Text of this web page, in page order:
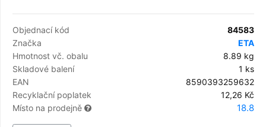
Objednací kód
84583
Značka
ETA
Hmotnost vč. obalu
8.89 kg
Skladové balení
1 ks
EAN
8590393259632
Recyklační poplatek
12,26 Kč
Místo na prodejně
18.8